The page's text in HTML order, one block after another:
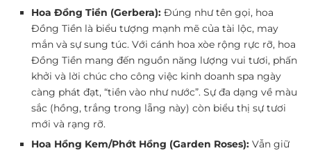
Hoa Đồng Tiền (Gerbera): Đúng như tên gọi, hoa
Đồng Tiền là biểu tượng mạnh mẽ của tài lộc, may
mắn và sự sung túc. Với cánh hoa xòe rộng rực rỡ, hoa
Đồng Tiền mang đến nguồn năng lượng vui tươi, phấn
khởi và lời chúc cho công việc kinh doanh spa ngày
càng phát đạt, “tiền vào như nước”. Sự đa dạng về màu
sắc (hồng, trắng trong lẵng này) còn biểu thị sự tươi
mới và rạng rỡ.
Hoa Hồng Kem/Phớt Hồng (Garden Roses): Vẫn giữ